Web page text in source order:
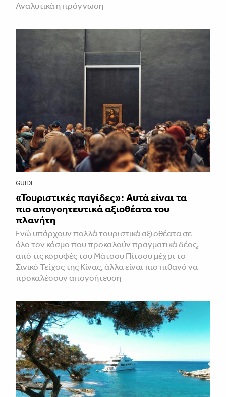
Αναλυτικά η πρόγνωση
GUIDE
«Τουριστικές παγίδες»: Αυτά είναι τα
πιο απογοητευτικά αξιοθέατα του
πλανήτη
Ενώ υπάρχουν πολλά τουριστικά αξιοθέατα σε
όλο τον κόσμο που προκαλούν πραγματικά δέος,
από τις κορυφές του Μάτσου Πίτσου μέχρι το
Σινικό Τείχος της Κίνας, άλλα είναι πιο πιθανό να
προκαλέσουν απογοήτευση